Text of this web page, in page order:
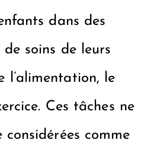
dans des
soins de leurs
l’alimentation, le
Ces tâches ne
comme